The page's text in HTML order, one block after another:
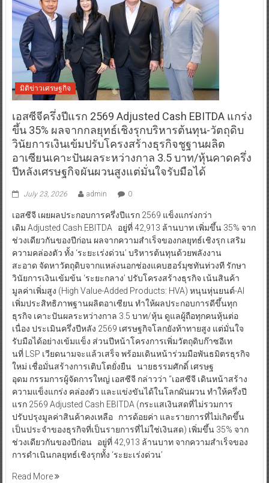
มิติข่าวเศรษฐกิจ
เอสซีจีครึ่งปีแรก 2569 Adjusted Cash EBITDA แกร่ง
ขึ้น 35% ผลจากกลยุทธ์เชิงรุกบริหารต้นทุน-วัตถุดิบ
วินัยการเงินเข้มปรับโครงสร้างธุรกิจชูฐานผลิต
อาเซียนเคาะปันผลระหว่างกาล 3.5 บาท/หุ้นคาดครึ่ง
ปีหลังเศรษฐกิจผันผวนสูงแต่มั่นใจรับมือได้
July 23, 2026 admin 0
เอสซีจี เผยผลประกอบการครึ่งปีแรก 2569 แข็งแกร่งกว่า
เดิม Adjusted Cash EBITDA อยู่ที่ 42,913 ล้านบาท เพิ่มขึ้น 35% จาก
ช่วงเดียวกันของปีก่อน ผลจากความสำเร็จของกลยุทธ์เชิงรุก เสริม
ความคล่องตัว ทั้ง ‘ระยะเร่งด่วน’ บริหารต้นทุนด้วยพลังงาน
สะอาด จัดหาวัตถุดิบจากแหล่งนอกช่องแคบฮอร์มุซทันท่วงที รักษา
วินัยการเงินเข้มข้น ‘ระยะกลาง’ ปรับโครงสร้างธุรกิจ เน้นสินค้า
มูลค่าเพิ่มสูง (High Value-Added Products: HVA) หนุนหุ่นยนต์-AI
เพิ่มประสิทธิภาพฐานผลิตอาเซียน ทำให้ผลประกอบการดีขึ้นทุก
ธุรกิจ เคาะปันผลระหว่างกาล 3.5 บาท/หุ้น ดูแลผู้ถือทุกคนหุ้นต่อ
เนื่อง ประเมินครึ่งปีหลัง 2569 เศรษฐกิจโลกยังท้าทายสูง แต่มั่นใจ
รับมือได้อย่างเข้มแข็ง ส่วนปีหน้าโครงการเพิ่มวัตถุดิบก๊าซอีเท
นที่ LSP เวียดนามจะแล้วเสร็จ พร้อมเดินหน้าร่วมมือพันธมิตรธุรกิจ
ใหม่ เชื่อมั่นสร้างการเติบโตยั่งยืน นายธรรมศักดิ์ เศรษฐ
อุดม กรรมการผู้จัดการใหญ่ เอสซีจี กล่าวว่า “เอสซีจี เดินหน้าสร้าง
ความแข็งแกร่ง คล่องตัว และแข่งขันได้ในโลกผันผวน ทำให้ครึ่งปี
แรก 2569 Adjusted Cash EBITDA (กระแสเงินสดที่ไม่รวมการ
ปรับปรุงมูลค่าสินค้าคงเหลือ การด้อยค่า และรายการที่ไม่เกิดขึ้น
เป็นประจำของธุรกิจที่เป็นรายการที่ไม่ใช่เงินสด) เพิ่มขึ้น 35% จาก
ช่วงเดียวกันของปีก่อน อยู่ที่ 42,913 ล้านบาท จากความสำเร็จของ
การดำเนินกลยุทธ์เชิงรุกทั้ง ‘ระยะเร่งด่วน’
Read More